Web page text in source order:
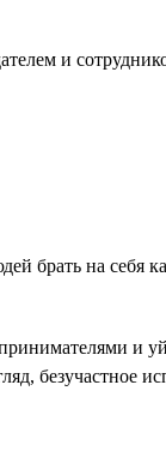
и
брать на себя
и
безучастное